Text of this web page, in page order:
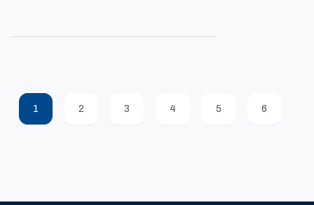
1 2 3 4 5 6